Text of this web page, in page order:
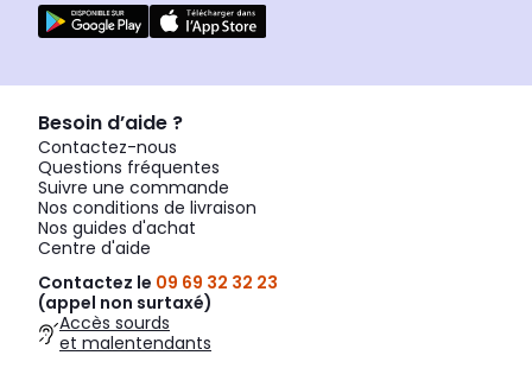
Besoin d’aide ?
Contactez-nous
Questions fréquentes
Suivre une commande
Nos conditions de livraison
Nos guides d'achat
Centre d'aide
Contactez le 09 69 32 32 23
(appel non surtaxé)
Accès sourds
et malentendants